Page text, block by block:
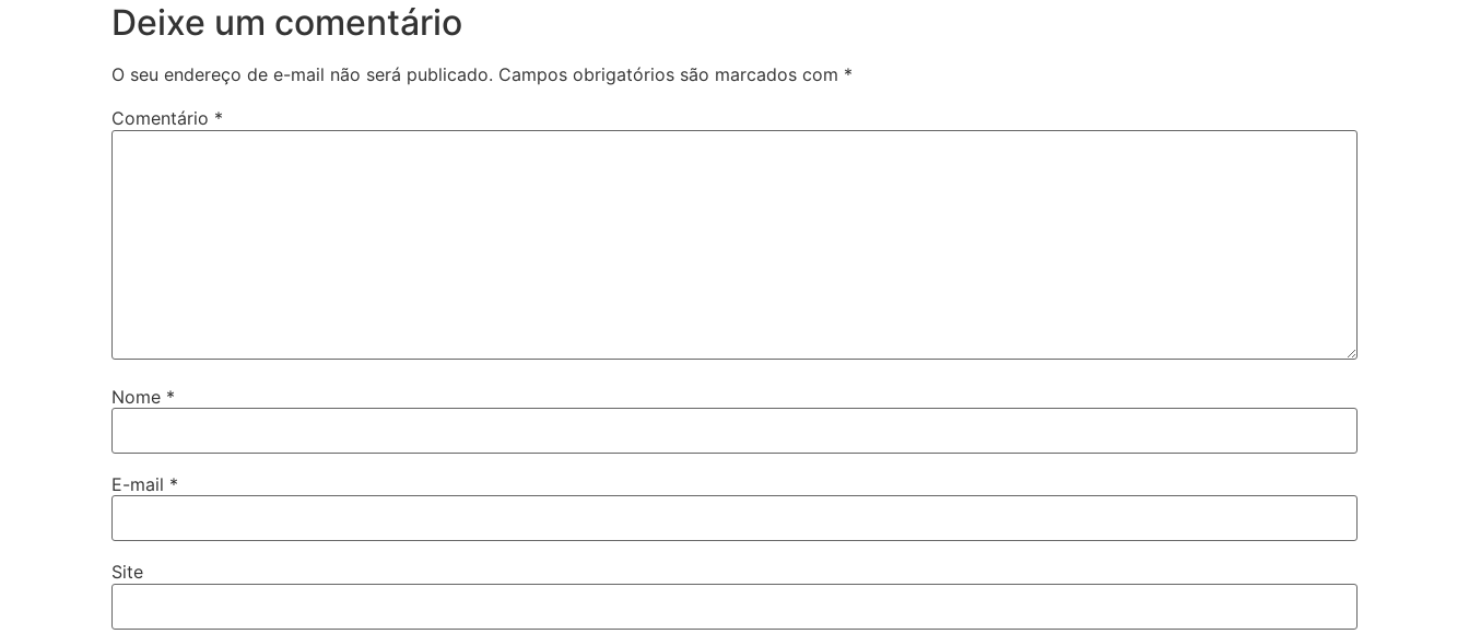
Deixe um comentário
O seu endereço de e-mail não será publicado. Campos obrigatórios são marcados com *
Comentário *
Nome *
E-mail *
Site